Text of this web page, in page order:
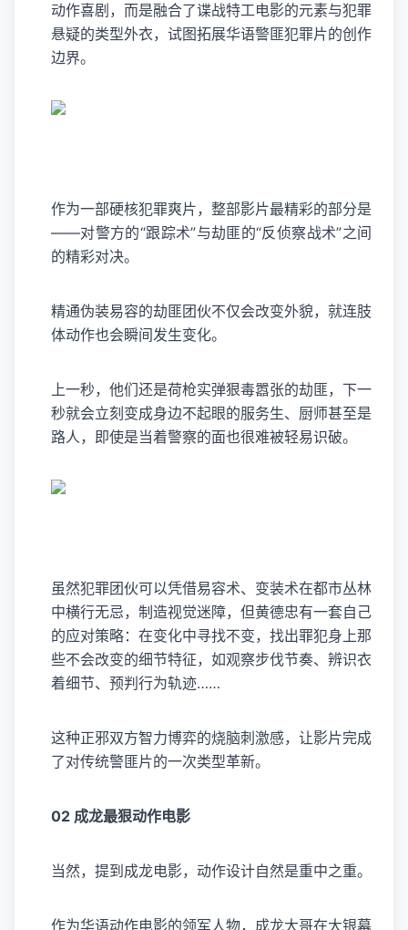
动作喜剧，而是融合了谍战特工电影的元素与犯罪
悬疑的类型外衣，试图拓展华语警匪犯罪片的创作
边界。
作为一部硬核犯罪爽片，整部影片最精彩的部分是
——对警方的“跟踪术”与劫匪的“反侦察战术”之间
的精彩对决。
精通伪装易容的劫匪团伙不仅会改变外貌，就连肢
体动作也会瞬间发生变化。
上一秒，他们还是荷枪实弹狠毒嚣张的劫匪，下一
秒就会立刻变成身边不起眼的服务生、厨师甚至是
路人，即使是当着警察的面也很难被轻易识破。
虽然犯罪团伙可以凭借易容术、变装术在都市丛林
中横行无忌，制造视觉迷障，但黄德忠有一套自己
的应对策略：在变化中寻找不变，找出罪犯身上那
些不会改变的细节特征，如观察步伐节奏、辨识衣
着细节、预判行为轨迹……
这种正邪双方智力博弈的烧脑刺激感，让影片完成
了对传统警匪片的一次类型革新。
02 成龙最狠动作电影
当然，提到成龙电影，动作设计自然是重中之重。
作为华语动作电影的领军人物，成龙大哥在大银幕